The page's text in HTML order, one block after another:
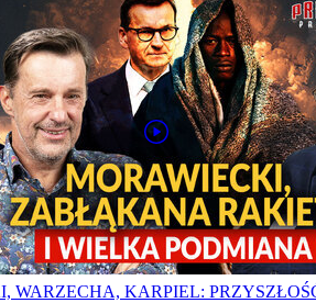
WARZECHA, KARPIEL: